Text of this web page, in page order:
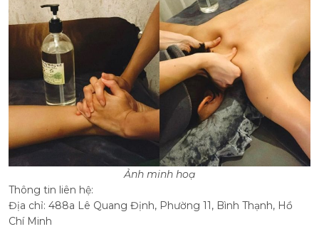
Ảnh minh hoạ
Thông tin liên hệ:
Địa chỉ: 488a Lê Quang Định, Phường 11, Bình Thạnh, Hồ
Chí Minh